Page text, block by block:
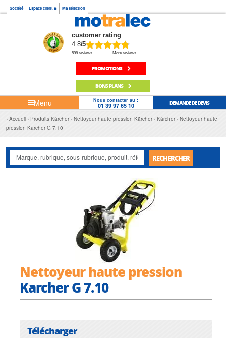
Société Espace client Ma sélection
customer rating
4.8/5
598 reviews More reviews
PROMOTIONS
BONS PLANS
Menu Nous contacter au :
01 39 97 65 10 DEMANDE DE DEVIS
Accueil Produits Kärcher Nettoyeur haute pression Kärcher Kärcher
Nettoyeur haute
pression Karcher G 7.10
RECHERCHER
Nettoyeur haute pression
Karcher G 7.10
Télécharger